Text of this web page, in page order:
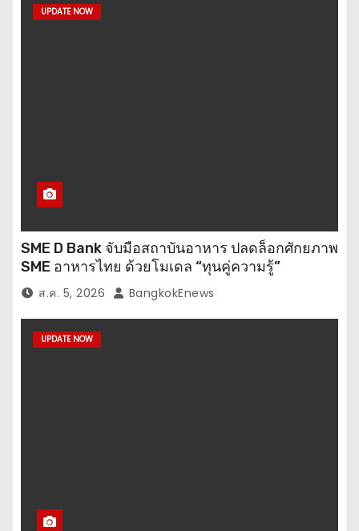
UPDATE NOW
SME D Bank จับมือสถาบันอาหาร ปลดล็อกศักยภาพ
SME อาหารไทย ด้วยโมเดล “ทุนคู่ความรู้”
ส.ค. 5, 2026 BangkokEnews
UPDATE NOW